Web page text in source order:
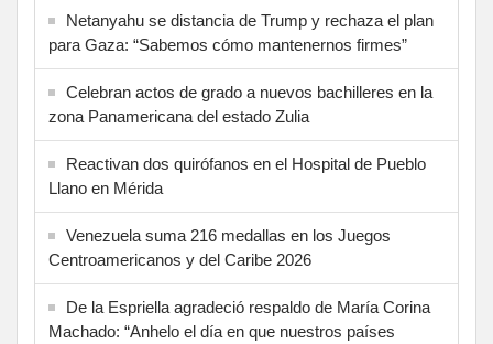
Netanyahu se distancia de Trump y rechaza el plan
para Gaza: “Sabemos cómo mantenernos firmes”
Celebran actos de grado a nuevos bachilleres en la
zona Panamericana del estado Zulia
Reactivan dos quirófanos en el Hospital de Pueblo
Llano en Mérida
Venezuela suma 216 medallas en los Juegos
Centroamericanos y del Caribe 2026
De la Espriella agradeció respaldo de María Corina
Machado: “Anhelo el día en que nuestros países